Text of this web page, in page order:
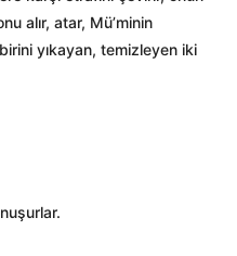
alır, atar, Mü’minin
yıkayan, temizleyen iki